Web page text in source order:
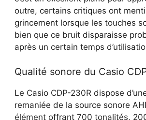
outre, certains critiques ont
grincement lorsque les touches
bien que ce bruit disparaisse
après un certain temps
Qualité sonore du Casio
Le Casio CDP-230R dispose
remaniée de la source sonore
élément offrant 700 tonalités,